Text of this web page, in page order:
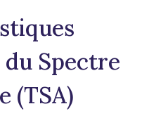
Spectre
(TSA)